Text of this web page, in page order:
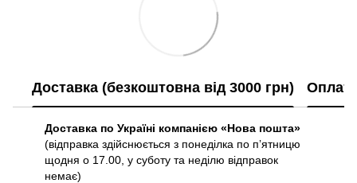
Доставка (безкоштовна від 3000 грн)
Доставка по Україні компанією «Нова пошта»
(відправка здійснюється з понеділка по пʼятницю
щодня о 17.00, у суботу та неділю відправок
немає)